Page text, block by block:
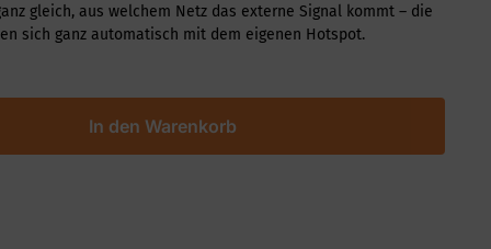
gleich, aus welchem Netz das externe Signal kommt – die
sich ganz automatisch mit dem eigenen Hotspot.
In den Warenkorb